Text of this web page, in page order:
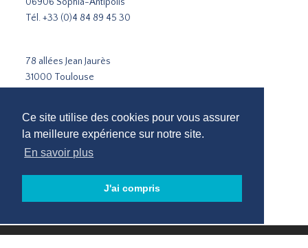
Ce site utilise des cookies pour vous assurer
la meilleure expérience sur notre site.
En savoir plus
J'ai compris
Tél.+33 (0)4 84 89 45 30
78 allées Jean Jaurès
31000 Toulouse
Cabinet de recrutement Paris
Cabinet de recrutement Lyon
Cabinet de recrutement Toulouse